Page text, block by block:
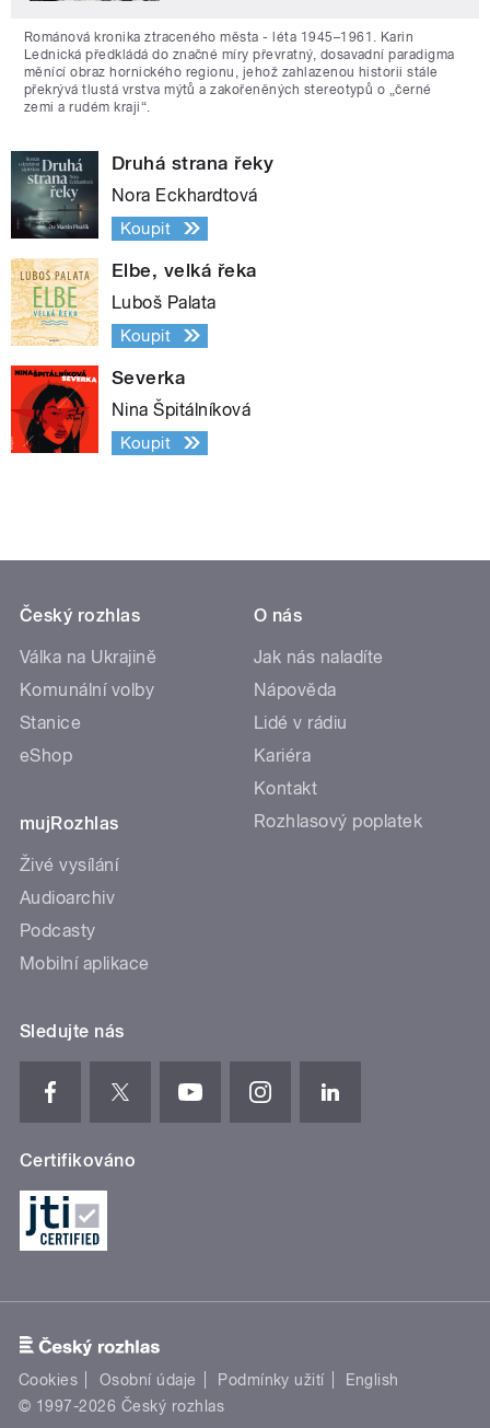
Románová kronika ztraceného města - léta 1945–1961. Karin
Lednická předkládá do značné míry převratný, dosavadní paradigma
měnící obraz hornického regionu, jehož zahlazenou historii stále
překrývá tlustá vrstva mýtů a zakořeněných stereotypů o „černé
zemi a rudém kraji“.
Druhá strana řeky
Nora Eckhardtová
Koupit
Elbe, velká řeka
Luboš Palata
Koupit
Severka
Nina Špitálníková
Koupit
Český rozhlas
Válka na Ukrajině
Komunální volby
Stanice
eShop
mujRozhlas
Živé vysílání
Audioarchiv
Podcasty
Mobilní aplikace
O nás
Jak nás naladíte
Nápověda
Lidé v rádiu
Kariéra
Kontakt
Rozhlasový poplatek
Sledujte nás
Certifikováno
Cookies Osobní údaje Podmínky užití
English
© 1997-2026 Český rozhlas